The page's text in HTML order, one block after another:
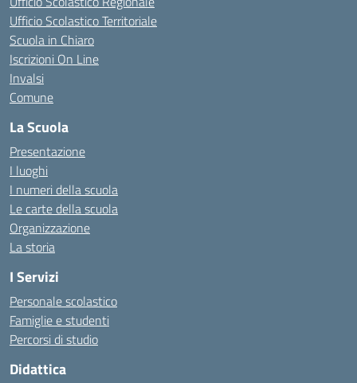
Ufficio Scolastico Territoriale
Scuola in Chiaro
Iscrizioni On Line
Invalsi
Comune
La Scuola
Presentazione
I luoghi
I numeri della scuola
Le carte della scuola
Organizzazione
La storia
I Servizi
Personale scolastico
Famiglie e studenti
Percorsi di studio
Didattica